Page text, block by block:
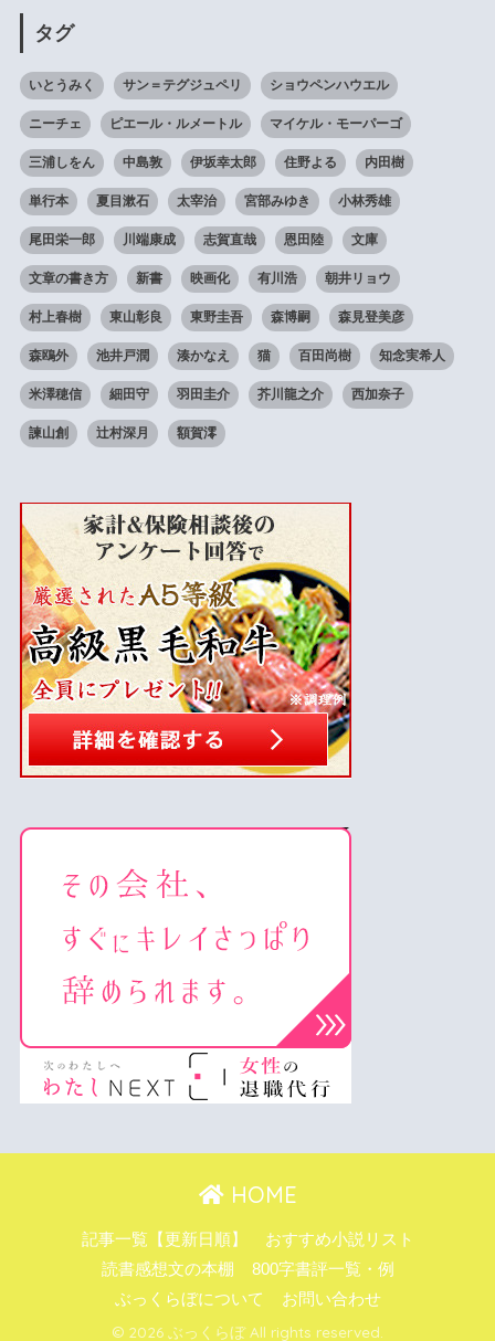
タグ
いとうみく サン＝テグジュペリ ショウペンハウエル
ニーチェ ピエール・ルメートル マイケル・モーパーゴ
三浦しをん 中島敦 伊坂幸太郎 住野よる 内田樹
単行本 夏目漱石 太宰治 宮部みゆき 小林秀雄
尾田栄一郎 川端康成 志賀直哉 恩田陸 文庫
文章の書き方 新書 映画化 有川浩 朝井リョウ
村上春樹 東山彰良 東野圭吾 森博嗣 森見登美彦
森鴎外 池井戸潤 湊かなえ 猫 百田尚樹 知念実希人
米澤穂信 細田守 羽田圭介 芥川龍之介 西加奈子
諫山創 辻村深月 額賀澪
HOME
記事一覧【更新日順】
おすすめ小説リスト
読書感想文の本棚
800字書評一覧・例
ぶっくらぼについて
お問い合わせ
© 2026 ぶっくらぼ All rights reserved.